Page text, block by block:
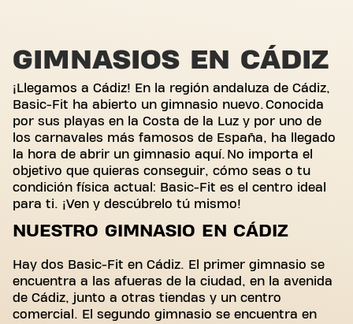
GIMNASIOS EN CÁDIZ
¡Llegamos a Cádiz! En la región andaluza de Cádiz,
Basic-Fit ha abierto un gimnasio nuevo. Conocida
por sus playas en la Costa de la Luz y por uno de
los carnavales más famosos de España, ha llegado
la hora de abrir un gimnasio aquí. No importa el
objetivo que quieras conseguir, cómo seas o tu
condición física actual: Basic-Fit es el centro ideal
para ti. ¡Ven y descúbrelo tú mismo!
NUESTRO GIMNASIO EN CÁDIZ
Hay dos Basic-Fit en Cádiz. El primer gimnasio se
encuentra a las afueras de la ciudad, en la avenida
de Cádiz, junto a otras tiendas y un centro
comercial. El segundo gimnasio se encuentra en